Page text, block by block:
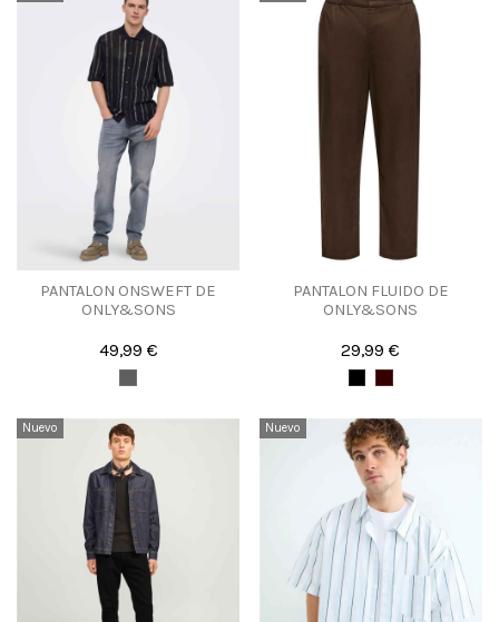
PANTALON ONSWEFT DE
ONLY&SONS
49,99 €
PANTALON FLUIDO DE
ONLY&SONS
29,99 €
Nuevo Nuevo